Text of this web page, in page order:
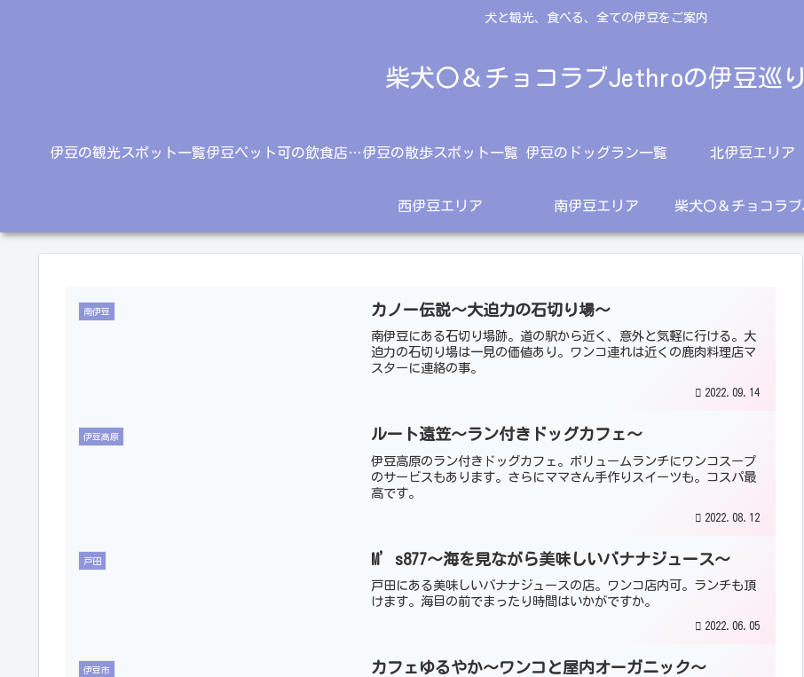
犬と観光、食べる、全ての伊豆をご案内
柴犬〇＆チョコラブJethroの伊豆巡り
伊豆の観光スポット一覧 伊豆ペット可の飲食店一覧伊豆の散歩スポット一覧 伊豆のドッグラン一覧 北伊豆エリア
西伊豆エリア 南伊豆エリア
南伊豆 カノー伝説～大迫力の石切り場～
南伊豆にある石切り場跡。道の駅から近く、意外と気軽に行ける。大
迫力の石切り場は一見の価値あり。ワンコ連れは近くの鹿肉料理店マ
スターに連絡の事。
2022.09.14
伊豆高原 ルート遠笠～ラン付きドッグカフェ～
伊豆高原のラン付きドッグカフェ。ボリュームランチにワンコスープ
のサービスもあります。さらにママさん手作りスイーツも。コスパ最
高です。
2022.08.12
戸田 M’s877～海を見ながら美味しいバナナジュース～
戸田にある美味しいバナナジュースの店。ワンコ店内可。ランチも頂
けます。海目の前でまったり時間はいかがですか。
2022.06.05
伊豆市 カフェゆるやか～ワンコと屋内オーガニック～